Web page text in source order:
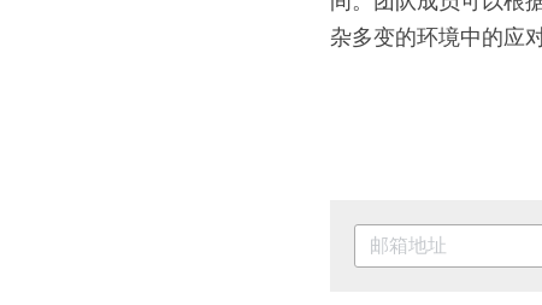
杂多变的环境中的应